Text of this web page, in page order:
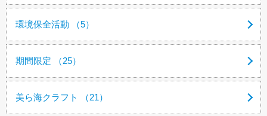
環境保全活動 （5）
期間限定 （25）
美ら海クラフト （21）